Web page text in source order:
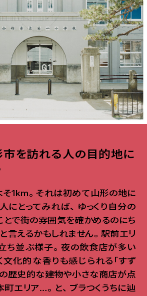
市を訪れる人の目的地に
そ1km。 それは初めて山形の地に
にとってみれば、 ゆっくり自分の
とで街の雰囲気を確かめるのにち
と言えるかもしれません。 駅前エリ
ち並ぶ様子。 夜の飲食店が多い
文化的な香りも感じられる「すず
歴史的な建物や小さな商店が点
町エリア…。 と、 ブラつくうちに辿